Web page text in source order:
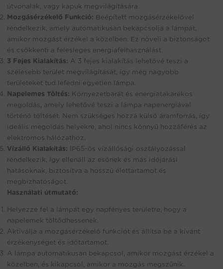
útvonalak, vagy kapuk megvilágítására.
Mozgásérzékelő Funkció: Beépített mozgásérzékelővel
rendelkezik, amely automatikusan bekapcsolja a lámpát,
amikor mozgást érzékel a közelben. Ez növeli a biztonságot
és csökkenti a felesleges energiafelhasználást.
3 Fejes Kialakítás: A 3 fejes kialakítás lehetővé teszi a
szélesebb terület megvilágítását, így még nagyobb
területeket tud lefedni egyetlen lámpa.
Napelemes Töltés: Környezetbarát és energiatakarékos
megoldás, amely lehetővé teszi a lámpa napenergiával
történő töltését. Nem szükséges hozzá külső áramforrás, így
ideális megoldás helyekre, ahol nincs könnyű hozzáférés az
elektromos hálózathoz.
Vízálló Kialakítás: IP65-ös vízállósági osztályozással
rendelkezik, így ellenáll az esőnek és más időjárási
hatásoknak, biztosítva a hosszú élettartamot és
megbízhatóságot.
Használati útmutató:
Helyezze fel a lámpát egy napfényes területre, hogy a
napelemek töltődhessenek.
Aktiválja a mozgásérzékelő funkciót és állítsa be a kívánt
érzékenységet és időtartamot.
A lámpa automatikusan bekapcsol, amikor mozgást érzékel a
közelben, és kikapcsol, amikor a mozgás megszűnik.